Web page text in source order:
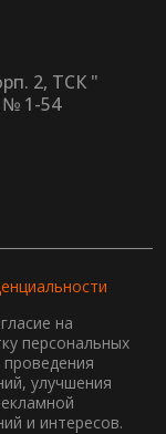
2, ТСК "
№ 1-54
на
персональных
улучшения
и интересов.